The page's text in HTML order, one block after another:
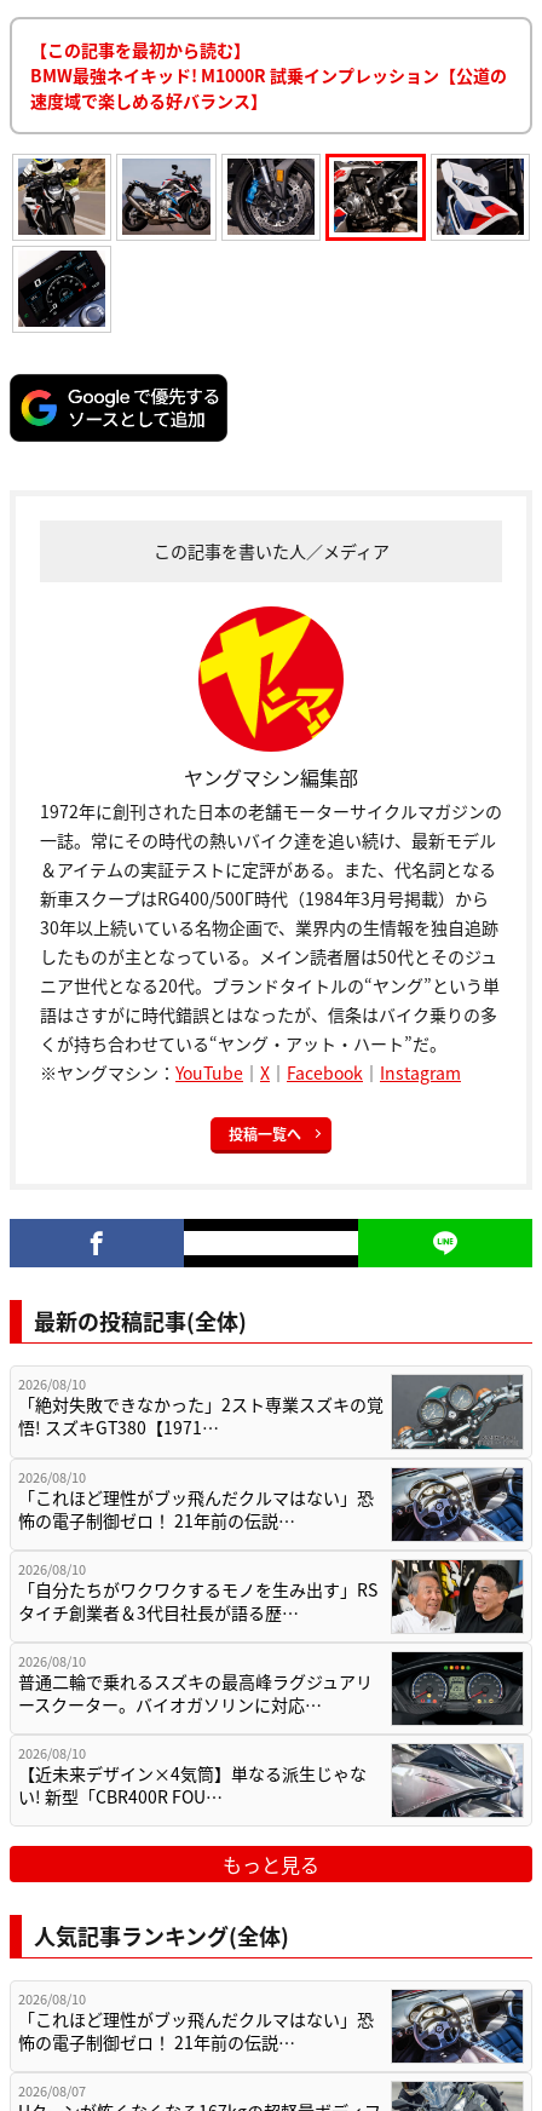
【この記事を最初から読む】
BMW最強ネイキッド! M1000R 試乗インプレッション【公道の
速度域で楽しめる好バランス】
この記事を書いた人／メディア
ヤングマシン編集部
1972年に創刊された日本の老舗モーターサイクルマガジンの
一誌。常にその時代の熱いバイク達を追い続け、最新モデル
＆アイテムの実証テストに定評がある。また、代名詞となる
新車スクープはRG400/500Γ時代（1984年3月号掲載）から
30年以上続いている名物企画で、業界内の生情報を独自追跡
したものが主となっている。メイン読者層は50代とそのジュ
ニア世代となる20代。ブランドタイトルの“ヤング”という単
語はさすがに時代錯誤とはなったが、信条はバイク乗りの多
くが持ち合わせている“ヤング・アット・ハート”だ。
※ヤングマシン： YouTube ｜ X ｜ Facebook ｜ Instagram
投稿一覧へ
最新の投稿記事(全体)
2026/08/10
「絶対失敗できなかった」2スト専業スズキの覚
悟! スズキGT380【1971…
2026/08/10
「これほど理性がブッ飛んだクルマはない」恐
怖の電子制御ゼロ！ 21年前の伝説…
2026/08/10
「自分たちがワクワクするモノを生み出す」RS
タイチ創業者＆3代目社長が語る歴…
2026/08/10
普通二輪で乗れるスズキの最高峰ラグジュアリ
ースクーター。バイオガソリンに対応…
2026/08/10
【近未来デザイン×4気筒】単なる派生じゃな
い! 新型「CBR400R FOU…
もっと見る
人気記事ランキング(全体)
2026/08/10
「これほど理性がブッ飛んだクルマはない」恐
怖の電子制御ゼロ！ 21年前の伝説…
2026/08/07